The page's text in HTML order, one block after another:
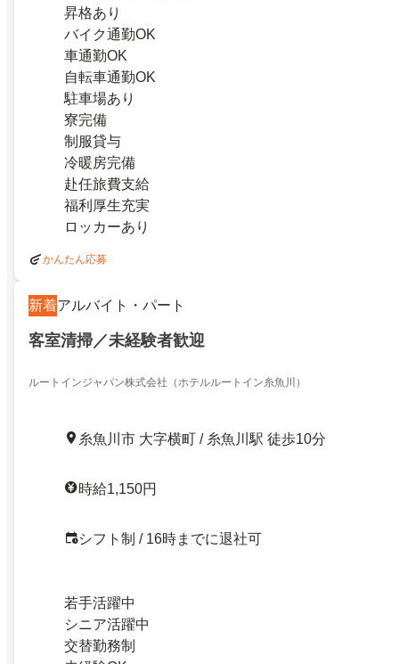
昇格あり
バイク通勤OK
車通勤OK
自転車通勤OK
駐車場あり
寮完備
制服貸与
冷暖房完備
赴任旅費支給
福利厚生充実
ロッカーあり
かんたん応募
新着アルバイト・パート
客室清掃／未経験者歓迎
ルートインジャパン株式会社（ホテルルートイン糸魚川）
糸魚川市 大字横町 / 糸魚川駅 徒歩10分
時給1,150円
シフト制 / 16時までに退社可
若手活躍中
シニア活躍中
交替勤務制